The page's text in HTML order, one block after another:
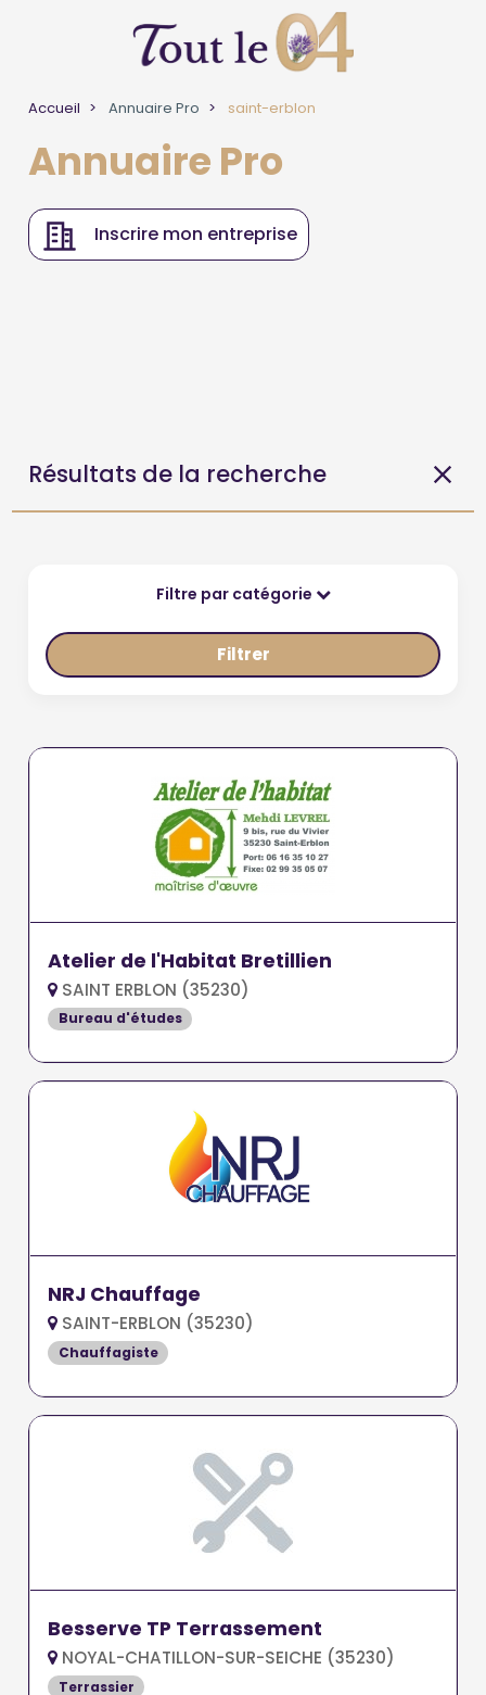
Accueil Annuaire Pro saint-erblon
Annuaire Pro
Inscrire mon entreprise
Résultats de la recherche
Filtre par catégorie
Filtrer
Atelier de l'Habitat Bretillien
SAINT ERBLON (35230)
Bureau d'études
NRJ Chauffage
SAINT-ERBLON (35230)
Chauffagiste
Besserve TP Terrassement
NOYAL-CHATILLON-SUR-SEICHE (35230)
Terrassier